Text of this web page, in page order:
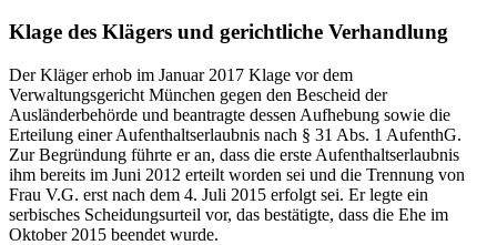
Klage des Klägers und gerichtliche Verhandlung
Der Kläger erhob im Januar 2017 Klage vor dem
Verwaltungsgericht München gegen den Bescheid der
Ausländerbehörde und beantragte dessen Aufhebung sowie die
Erteilung einer Aufenthaltserlaubnis nach § 31 Abs. 1 AufenthG.
Zur Begründung führte er an, dass die erste Aufenthaltserlaubnis
ihm bereits im Juni 2012 erteilt worden sei und die Trennung von
Frau V.G. erst nach dem 4. Juli 2015 erfolgt sei. Er legte ein
serbisches Scheidungsurteil vor, das bestätigte, dass die Ehe im
Oktober 2015 beendet wurde.